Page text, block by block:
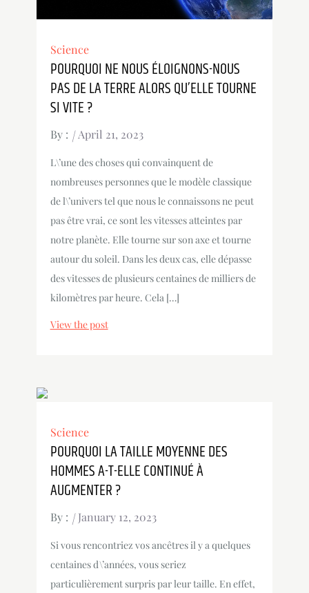
Science
POURQUOI NE NOUS ÉLOIGNONS-NOUS
PAS DE LA TERRE ALORS QU’ELLE TOURNE
SI VITE ?
By : April 21, 2023
L\’une des choses qui convainquent de
nombreuses personnes que le modèle classique
de l\’univers tel que nous le connaissons ne peut
pas être vrai, ce sont les vitesses atteintes par
notre planète. Elle tourne sur son axe et tourne
autour du soleil. Dans les deux cas, elle dépasse
des vitesses de plusieurs centaines de milliers de
kilomètres par heure. Cela […]
View the post
Science
POURQUOI LA TAILLE MOYENNE DES
HOMMES A-T-ELLE CONTINUÉ À
AUGMENTER ?
By : January 12, 2023
Si vous rencontriez vos ancêtres il y a quelques
centaines d\’années, vous seriez
particulièrement surpris par leur taille. En effet,